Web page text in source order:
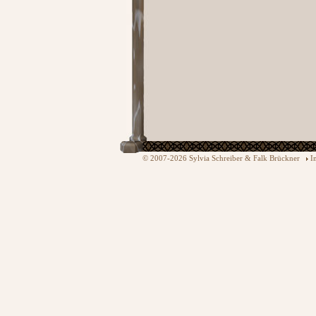
© 2007-2026 Sylvia Schreiber & Falk Brückner